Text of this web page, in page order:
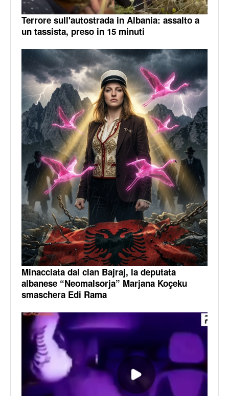
Terrore sull'autostrada in Albania: assalto a
un tassista, preso in 15 minuti
Minacciata dal clan Bajraj, la deputata
albanese “Neomalsorja” Marjana Koçeku
smaschera Edi Rama